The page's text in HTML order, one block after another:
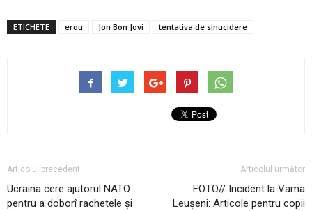
ETICHETE erou Jon Bon Jovi tentativa de sinucidere
Articolul precedent
Ucraina cere ajutorul NATO
pentru a doborî rachetele și
Articolul următor
FOTO// Incident la Vama
Leușeni: Articole pentru copii